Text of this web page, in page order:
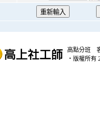
高點分班
‧版權所有